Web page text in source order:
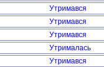
Утримався
Утримався
Утримався
Утрималась
Утримався